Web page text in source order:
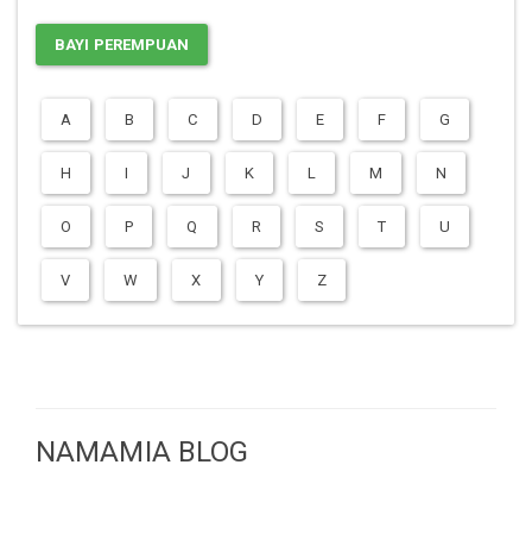
BAYI PEREMPUAN
A B C D E F G
H I J K L M N
O P Q R S T U
V W X Y Z
NAMAMIA BLOG